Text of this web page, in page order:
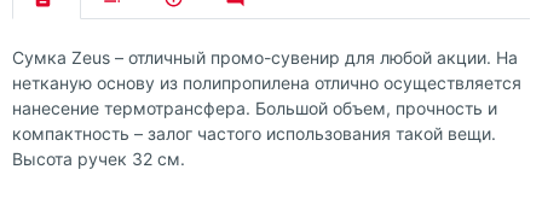
Сумка Zeus – отличный промо-сувенир для любой акции. На
нетканую основу из полипропилена отлично осуществляется
нанесение термотрансфера. Большой объем, прочность и
компактность – залог частого использования такой вещи.
Высота ручек 32 см.